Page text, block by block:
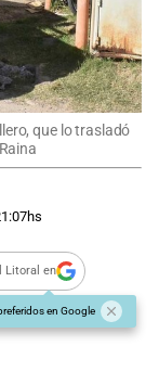
que lo trasladó
hs
Litoral en
en Google